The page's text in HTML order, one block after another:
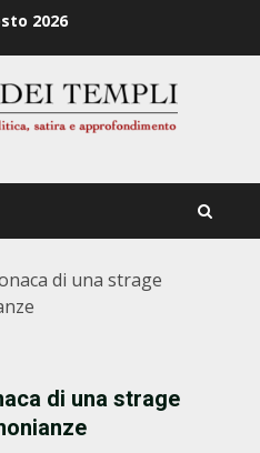
2026
di una strage
di una strage